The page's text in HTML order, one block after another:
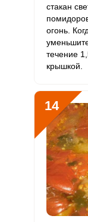
стакан
огонь.
течение
крышкой.
14